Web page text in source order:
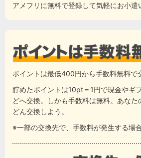
アメフリに無料で登録して気軽にお小遣
ポイントは最低400円から手数料無料で
貯めたポイントは10pt＝1円で現金やギ
どへ交換。しかも手数料は無料。あなた
どん交換しよう。
※一部の交換先で、手数料が発生する場